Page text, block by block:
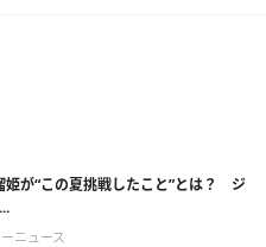
姫が“この夏挑戦したこと”とは？ ジ
ニュース